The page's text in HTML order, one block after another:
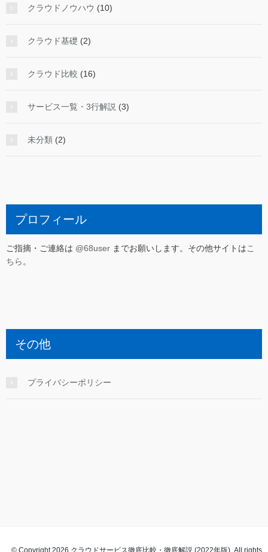
クラウドノウハウ (10)
クラウド基礎 (2)
クラウド比較 (16)
サービス一覧・3行解説 (3)
未分類 (2)
プロフィール
ご指摘・ご連絡は @68user までお願いします。その他サイトはこ
ちら 。
その他
プライバシーポリシー
© Copyright 2026 クラウドサービス徹底比較・徹底解説 (2022年版). All rights